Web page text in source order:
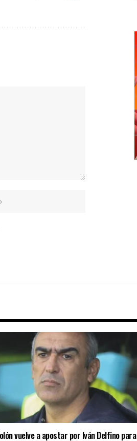
vuelve a apostar por Iván Delfino para